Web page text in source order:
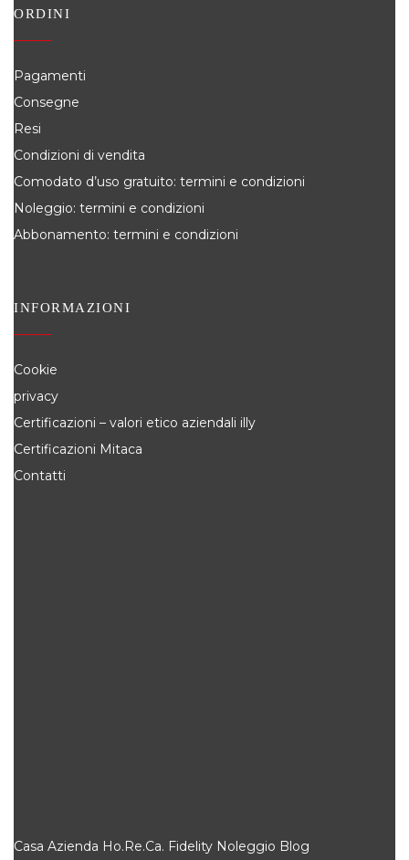
ORDINI
Pagamenti
Consegne
Resi
Condizioni di vendita
Comodato d’uso gratuito: termini e condizioni
Noleggio: termini e condizioni
Abbonamento: termini e condizioni
INFORMAZIONI
Cookie
privacy
Certificazioni – valori etico aziendali illy
Certificazioni Mitaca
Contatti
Casa Azienda Ho.Re.Ca. Fidelity Noleggio Blog